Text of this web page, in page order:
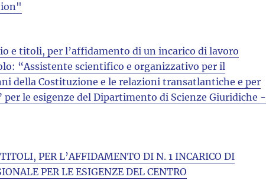
e titoli, per l’affidamento di un incarico di lavoro
“Assistente scientifico e organizzativo per il
della Costituzione e le relazioni transatlantiche e per
le esigenze del Dipartimento di Scienze Giuridiche -
PER L’AFFIDAMENTO DI N. 1 INCARICO DI
PER LE ESIGENZE DEL CENTRO